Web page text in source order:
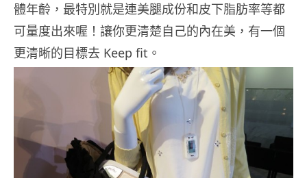
體年齡，最特別就是連美腿成份和皮下脂肪率等都
可量度出來喔！讓你更清楚自己的內在美，有一個
更清晰的目標去 Keep fit。